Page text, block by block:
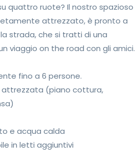
quattro ruote? Il nostro spazioso
attrezzato, è pronto a
strada, che si tratti di una
viaggio on the road con gli amici.
fino a 6 persone.
(piano cottura,
e acqua calda
in letti aggiuntivi